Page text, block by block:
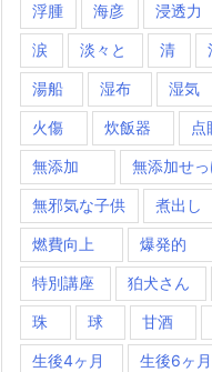
浮腫 海彦 浸透力
涙 淡々と 清
湯船 湿布 湿気
火傷 炊飯器 点
無添加 無添加せ
無邪気な子供 煮出し
燃費向上 爆発的
特別講座 狛犬さん
珠 球 甘酒
生後4ヶ月 生後6ヶ月